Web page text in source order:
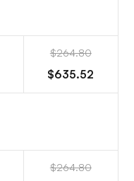
$264.80
$635.52
$264.80